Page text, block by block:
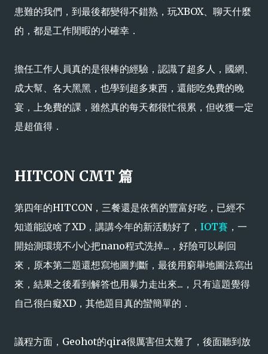
患難的我們，到最後都變得不錯熟，玩XBOX、聊天什麼
的，都是工作閒暇的小確幸．
擔任工作人員真的是很棒的經驗，認識了超多人，國網、
成大幫、各大黑黑，也學到超多東西，還能吃免費的晚
宴，上免費的課，雖然真的每天都很忙很累，但收獲一定
是超值得．
HITCON CMT 篇
第四年的HITCON，三餐還是依舊的豐富好吃，已經不
知道能說啥了XD，講講今年的新活動好了， IOT賽 ，一
開始測環境不小心把nano程式洗掉...，好險可以刷回
來，原本第二題還想寫地圖判斷，最後用窮舉地圖法寫出
來，結果之後看到解答也用暴力走出來...，只有這題覺得
自己很白癡XD，其他題目真的蠻簡單的．
議程方面，Geohot的qira很厲害但太難了，後面聽到放